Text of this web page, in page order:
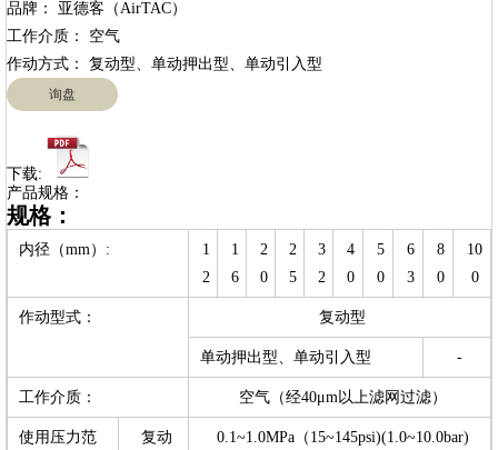
品牌： 亚德客（AirTAC）
工作介质： 空气
询盘
下载:
产品规格：
规格：
内径（mm）:
1
2
1
6
2
0
2
5
3
2
4
0
5
0
6
3
8
0
10
0
作动型式： 复动型
单动押出型、单动引入型 -
工作介质： 空气（经40μm以上滤网过滤）
使用压力范
复动
0.1~1.0MPa（15~145psi)(1.0~10.0bar)